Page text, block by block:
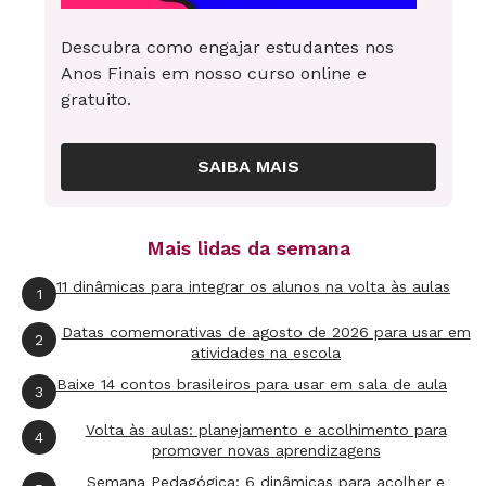
LEIA MAISSaeb substitui Prova Brasil e
Avaliação Nacional de Alfabetização
Mais de 70 mil escolas visitadas
novembro de 2017
Mais de 5,4 milhões de estudantes avaliados
No 5º ano do Ensino Fundamental foram
2.193.137 estudantes
No 9º ano do Ensino Fundamental foram
1.805.181 estudantes
Descubra como engajar estudantes nos
Anos Finais em nosso curso online e
gratuito.
SAIBA MAIS
Mais lidas da semana
1 11 dinâmicas para integrar os alunos na volta às aulas
2
Datas comemorativas de agosto de 2026 para usar em
atividades na escola
3 Baixe 14 contos brasileiros para usar em sala de aula
4
Volta às aulas: planejamento e acolhimento para
promover novas aprendizagens
Semana Pedagógica: 6 dinâmicas para acolher e